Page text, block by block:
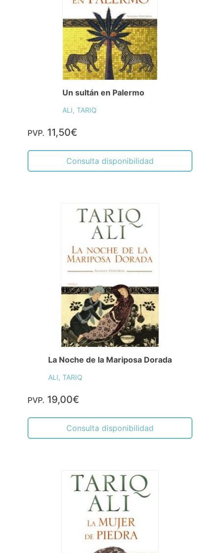
Un sultán en Palermo
ALI, TARIQ
PVP. 11,50€
Consulta disponibilidad
La Noche de la Mariposa Dorada
ALI, TARIQ
PVP. 19,00€
Consulta disponibilidad